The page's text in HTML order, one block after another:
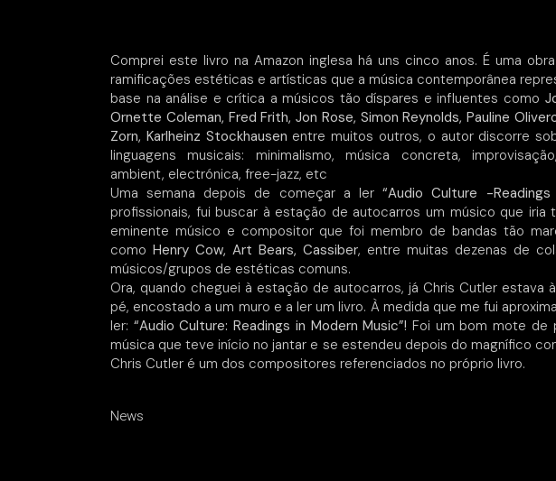
Comprei este livro na Amazon inglesa há uns cinco anos. É uma
ramificações estéticas e artísticas que a música contemporânea
base na análise e crítica a músicos tão díspares e influentes como
Ornette Coleman, Fred Frith, Jon Rose, Simon Reynolds, Pauline
Zorn, Karlheinz Stockhausen entre muitos outros, o autor discorre
linguagens musicais: minimalismo, música concreta,
ambient, electrónica, free-jazz, etc
Uma semana depois de começar a ler“Audio Culture -
profissionais, fui buscar à estação de autocarros um músico que iria
eminente músico e compositor que foi membro de bandas tão
comoHenry Cow, Art Bears, Cassiber, entre muitas dezenas de
músicos/grupos de estéticas comuns.
Ora, quando cheguei à estação de autocarros, já Chris Cutler estava
pé, encostado a um muro e a ler um livro. À medida que me fui
ler: “Audio Culture: Readings in Modern Music”! Foi um bom mote de
música que teve início no jantar e se estendeu depois do magnífico
Chris Cutler é um dos compositores referenciados no próprio livro.
News